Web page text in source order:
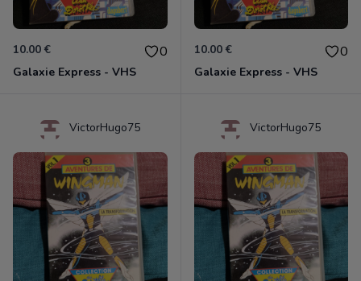
10.00 € 0
Galaxie Express - VHS
10.00 € 0
Galaxie Express - VHS
VictorHugo75 VictorHugo75